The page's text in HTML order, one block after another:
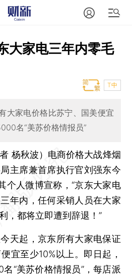
大家电三年内零毛
T中
大家电价格比苏宁、国美便宜
名“美苏价格情报员”
杨秋波） 电商价格大战烽烟
主席兼首席执行官刘强东今
个人微博宣称，“京东大家电
年内，任何采销人员在大家
，都将立即遭到辞退！”
起，京东所有大家电保证
宜至少10%以上。即日起，
“美苏价格情报员”，每店派